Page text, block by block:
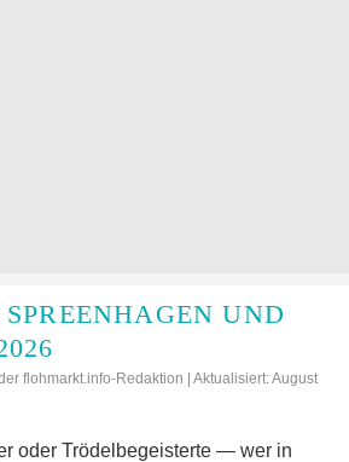
UND
flohmarkt.info-Redaktion | Aktualisiert: August
oder Trödelbegeisterte — wer in